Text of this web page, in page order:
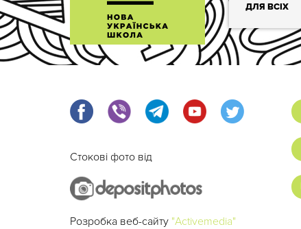
ДЛЯ ВСІХ
Стокові фото від
Розробка веб-сайту "Activemedia"